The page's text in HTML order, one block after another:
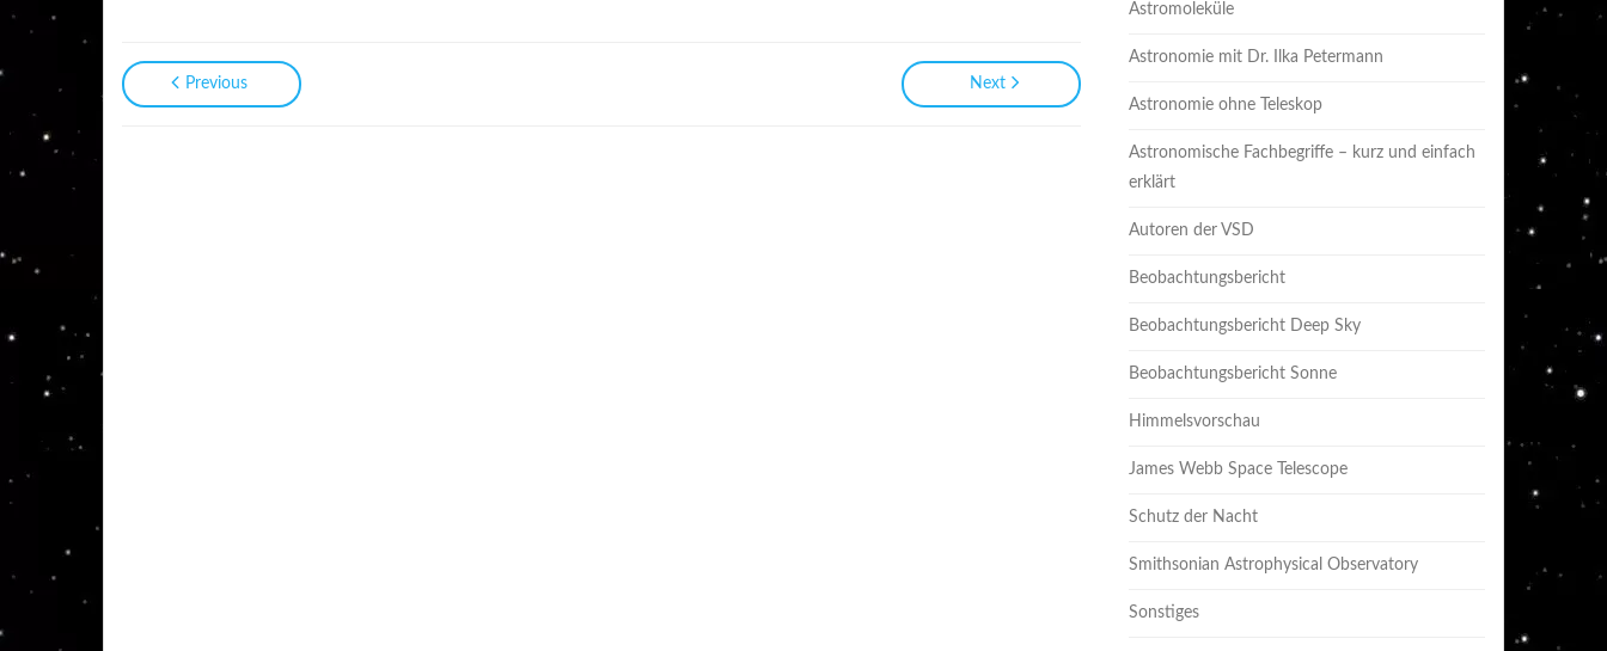
Previous Next
Astromoleküle
Astronomie mit Dr. Ilka Petermann
Astronomie ohne Teleskop
Astronomische Fachbegriffe – kurz und einfach
erklärt
Autoren der VSD
Beobachtungsbericht
Beobachtungsbericht Deep Sky
Beobachtungsbericht Sonne
Himmelsvorschau
James Webb Space Telescope
Schutz der Nacht
Smithsonian Astrophysical Observatory
Sonstiges